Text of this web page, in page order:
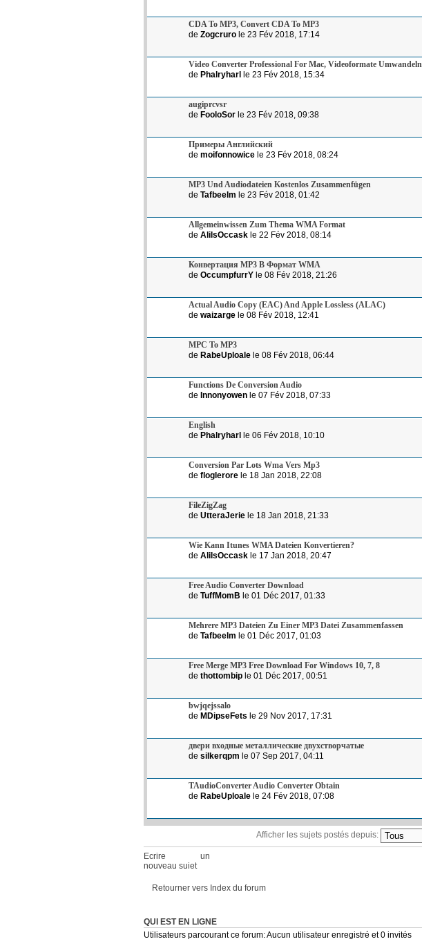
CDA To MP3, Convert CDA To MP3
de Zogcruro le 23 Fév 2018, 17:14
Video Converter Professional For Mac, Videoformate Umwandeln
de Phalryharl le 23 Fév 2018, 15:34
augiprcvsr
de FooloSor le 23 Fév 2018, 09:38
Примеры Английский
de moifonnowice le 23 Fév 2018, 08:24
MP3 Und Audiodateien Kostenlos Zusammenfügen
de Tafbeelm le 23 Fév 2018, 01:42
Allgemeinwissen Zum Thema WMA Format
de AlilsOccask le 22 Fév 2018, 08:14
Конвертация MP3 В Формат WMA
de OccumpfurrY le 08 Fév 2018, 21:26
Actual Audio Copy (EAC) And Apple Lossless (ALAC)
de waizarge le 08 Fév 2018, 12:41
MPC To MP3
de RabeUploale le 08 Fév 2018, 06:44
Functions De Conversion Audio
de Innonyowen le 07 Fév 2018, 07:33
English
de Phalryharl le 06 Fév 2018, 10:10
Conversion Par Lots Wma Vers Mp3
de floglerore le 18 Jan 2018, 22:08
FileZigZag
de UtteraJerie le 18 Jan 2018, 21:33
Wie Kann Itunes WMA Dateien Konvertieren?
de AlilsOccask le 17 Jan 2018, 20:47
Free Audio Converter Download
de TuffMomB le 01 Déc 2017, 01:33
Mehrere MP3 Dateien Zu Einer MP3 Datei Zusammenfassen
de Tafbeelm le 01 Déc 2017, 01:03
Free Merge MP3 Free Download For Windows 10, 7, 8
de thottombip le 01 Déc 2017, 00:51
bwjqejssalo
de MDipseFets le 29 Nov 2017, 17:31
двери входные металлические двухстворчатые
de silkerqpm le 07 Sep 2017, 04:11
TAudioConverter Audio Converter Obtain
de RabeUploale le 24 Fév 2018, 07:08
Afficher les sujets postés depuis:
Ecrire un
nouveau sujet
Retourner vers Index du forum
QUI EST EN LIGNE
Utilisateurs parcourant ce forum: Aucun utilisateur enregistré et 0 invités